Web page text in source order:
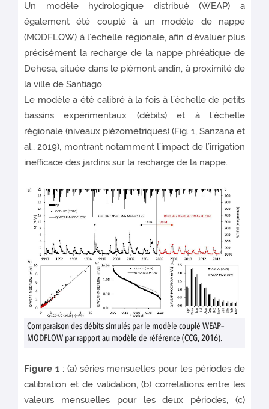
Un modèle hydrologique distribué (WEAP) a
également été couplé à un modèle de nappe
(MODFLOW) à l’échelle régionale, afin d’évaluer plus
précisément la recharge de la nappe phréatique de
Dehesa, située dans le piémont andin, à proximité de
la ville de Santiago.
Le modèle a été calibré à la fois à l’échelle de petits
bassins expérimentaux (débits) et à l’échelle
régionale (niveaux piézométriques) (Fig. 1, Sanzana et
al., 2019), montrant notamment l’impact de l’irrigation
inefficace des jardins sur la recharge de la nappe.
Comparaison des débits simulés par le modèle couplé WEAP–
MODFLOW par rapport au modèle de référence (CCG, 2016).
Figure 1: (a) séries mensuelles pour les périodes de
calibration et de validation, (b) corrélations entre les
valeurs mensuelles pour les deux périodes, (c)